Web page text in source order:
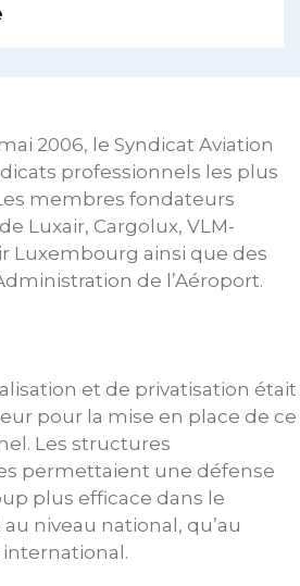
2006, le Syndicat Aviation
professionnels les plus
membres fondateurs
Luxair, Cargolux, VLM-
Luxembourg ainsi que des
de l’Aéroport.
et de privatisation était
pour la mise en place de ce
Les structures
permettaient une défense
plus efficace dans le
niveau national, qu’au